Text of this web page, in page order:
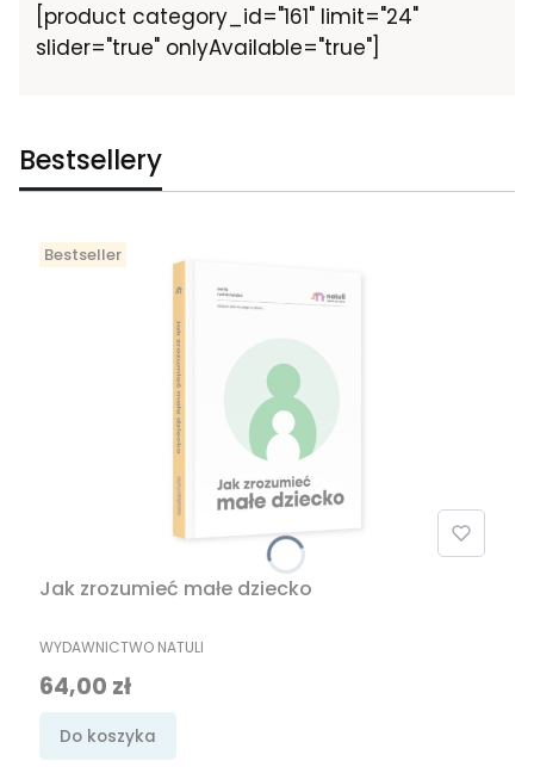
[product category_id="161" limit="24"
slider="true" onlyAvailable="true"]
Bestsellery
Bestseller
Jak zrozumieć małe dziecko
PRODUCENT
WYDAWNICTWO NATULI
Cena
64,00 zł
Do koszyka